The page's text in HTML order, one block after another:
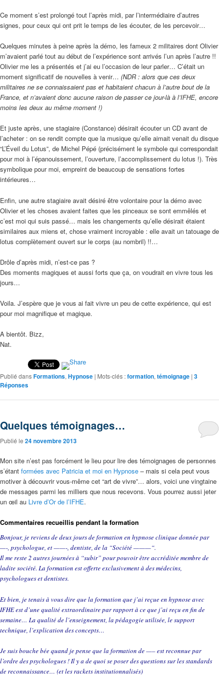
Ce moment s’est prolongé tout l’après midi, par l’intermédiaire d’autres
signes, pour ceux qui ont prit le temps de les écouter, de les percevoir…
Quelques minutes à peine après la démo, les fameux 2 militaires dont Olivier
m’avaient parlé tout au début de l’expérience sont arrivés l’un après l’autre !!
Olivier me les a présentés et j’ai eu l’occasion de leur parler… C’était un
moment significatif de nouvelles à venir… (NDR : alors que ces deux
militaires ne se connaissaient pas et habitaient chacun à l’autre bout de la
France, et n’avaient donc aucune raison de passer ce jour-là à l’IFHE, encore
moins les deux au même moment !)
Et juste après, une stagiaire (Constance) désirait écouter un CD avant de
l’acheter : on se rendit compte que la musique qu’elle aimait venait du disque
“L’Éveil du Lotus”, de Michel Pépé (précisément le symbole qui correspondait
pour moi à l’épanouissement, l’ouverture, l’accomplissement du lotus !). Très
symbolique pour moi, empreint de beaucoup de sensations fortes
intérieures…
Enfin, une autre stagiaire avait désiré être volontaire pour la démo avec
Olivier et les choses avaient faites que les pinceaux se sont emmêlés et
c’est moi qui suis passé… mais les changements qu’elle désirait étaient
similaires aux miens et, chose vraiment incroyable : elle avait un tatouage de
lotus complètement ouvert sur le corps (au nombril) !!…
Drôle d’après midi, n’est-ce pas ?
Des moments magiques et aussi forts que ça, on voudrait en vivre tous les
jours…
Voila. J’espère que je vous ai fait vivre un peu de cette expérience, qui est
pour moi magnifique et magique.
A bientôt. Bizz,
Nat.
Publié dansFormations, Hypnose | Mots-clés :formation, témoignage | 3
Réponses
Quelques témoignages…
Publié le 24 novembre 2013
Mon site n’est pas forcément le lieu pour lire des témoignages de personnes
s’étant formées avec Patricia et moi en Hypnose – mais si cela peut vous
motiver à découvrir vous-même cet “art de vivre”… alors, voici une vingtaine
de messages parmi les milliers que nous recevons. Vous pourrez aussi jeter
un œil au Livre d’Or de l’IFHE.
Commentaires recueillis pendant la formation
Bonjour, je reviens de deux jours de formation en hypnose clinique donnée par
—-, psychologue, et ——-, dentiste, de la “Société ———“.
Il me reste 2 autres journées à “subir” pour pouvoir être accréditée membre de
ladite société. La formation est offerte exclusivement à des médecins,
psychologues et dentistes.
Et bien, je tenais à vous dire que la formation que j’ai reçue en hypnose avec
IFHE est d’une qualité extraordinaire par rapport à ce que j’ai reçu en fin de
semaine… La qualité de l’enseignement, la pédagogie utilisée, le support
technique, l’explication des concepts…
Je suis bouche bée quand je pense que la formation de —– est reconnue par
l’ordre des psychologues ! Il y a de quoi se poser des questions sur les standards
de reconnaissance… (et les rackets institutionnalisés)